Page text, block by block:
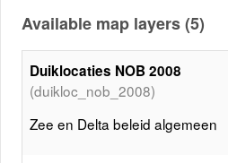
Available map layers (5)
Duiklocaties NOB 2008
(duikloc_nob_2008)
Zee en Delta beleid algemeen